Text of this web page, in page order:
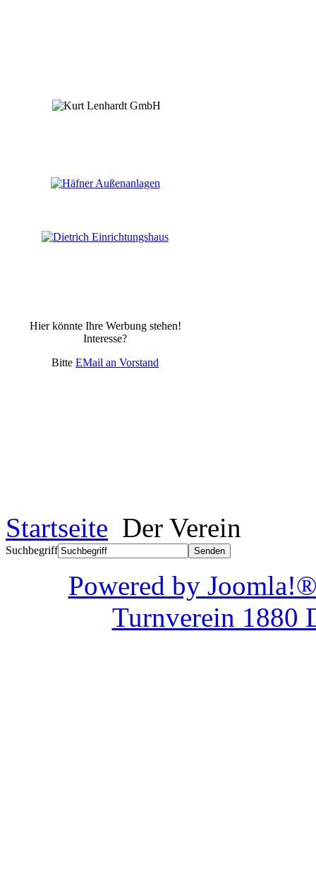
Hier könnte Ihre Werbung stehen!
Interesse?
Bitte EMail an Vorstand
Startseite Der Verein
Suchbegriff
Powered by
Turnverein